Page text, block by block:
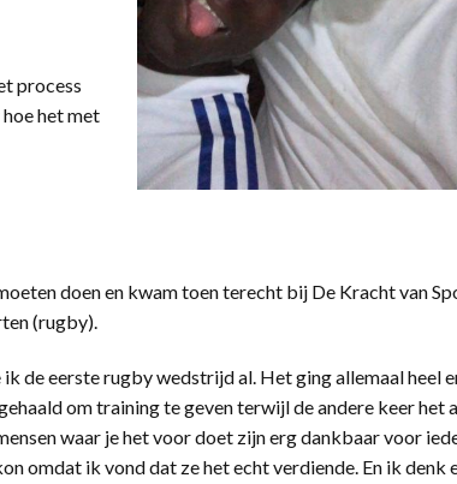
process
het met
doen en kwam toen terecht bij De Kracht van
(rugby).
ik de eerste rugby wedstrijd al. Het ging allemaal heel
om training te geven terwijl de andere keer het
waar je het voor doet zijn erg dankbaar voor
omdat ik vond dat ze het echt verdiende. En ik denk